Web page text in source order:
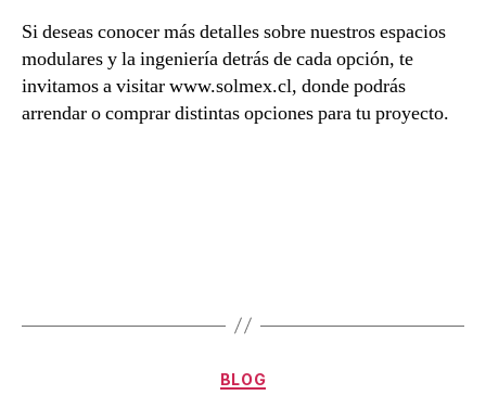
Si deseas conocer más detalles sobre nuestros espacios
modulares y la ingeniería detrás de cada opción, te
invitamos a visitar www.solmex.cl, donde podrás
arrendar o comprar distintas opciones para tu proyecto.
BLOG